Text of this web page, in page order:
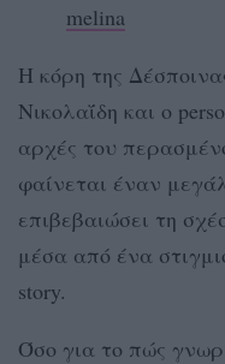
melina
Η κόρη της
Νικολαΐδη και ο
αρχές του
φαίνεται έναν
επιβεβαιώσει τη
μέσα από ένα
story.
Όσο για το πώς